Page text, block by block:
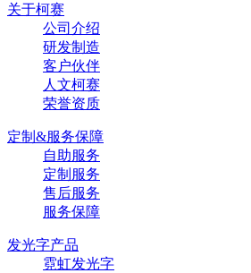
关于柯赛
公司介绍
研发制造
客户伙伴
人文柯赛
荣誉资质
定制&服务保障
自助服务
定制服务
售后服务
服务保障
发光字产品
霓虹发光字